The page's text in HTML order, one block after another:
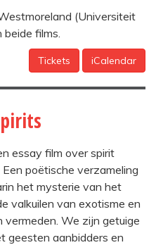
(Universiteit
films.
Tickets iCalendar
essay film over spirit
poëtische verzameling
het mysterie van het
valkuilen van exotisme en
We zijn getuige
geesten aanbidders en